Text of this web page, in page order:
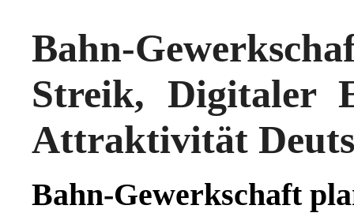
Bahn-
Streik, Digitaler
Attraktivität
Bahn-Gewerkschaft